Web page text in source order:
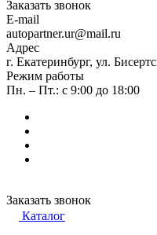
Заказать звонок
E-mail
autopartner.ur@mail.ru
Адрес
г. Екатеринбург, ул.
Режим работы
Пн. – Пт.: с 9:00 до 18:00
Заказать звонок
Каталог